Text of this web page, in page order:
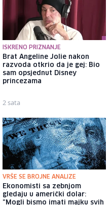
ISKRENO PRIZNANJE
Brat Angeline Jolie nakon
razvoda otkrio da je gej: Bio
sam opsjednut Disney
princezama
2 sata
VRŠE SE BROJNE ANALIZE
Ekonomisti sa zebnjom
gledaju u američki dolar:
"Mogli bismo imati majku svih